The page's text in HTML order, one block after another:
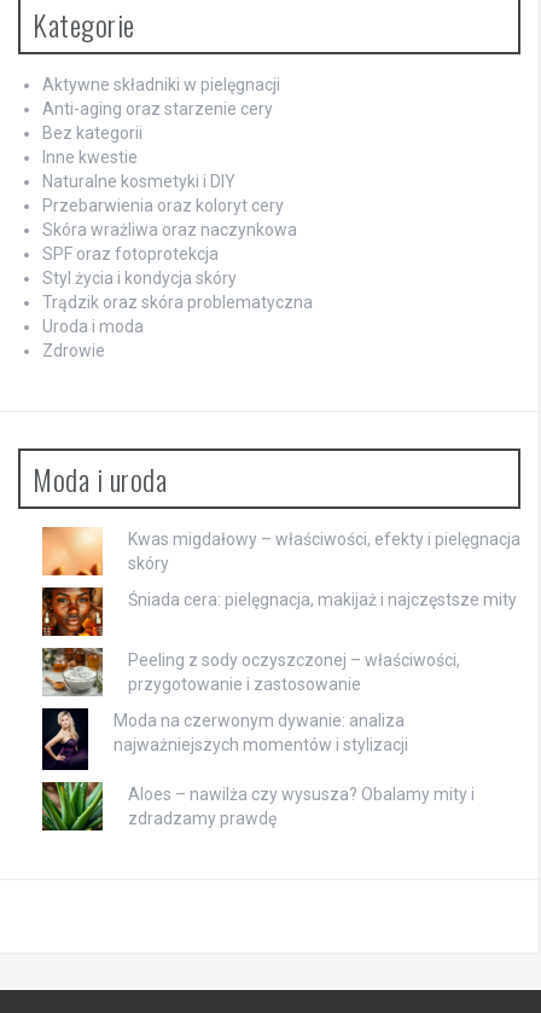
Kategorie
Aktywne składniki w pielęgnacji
Anti-aging oraz starzenie cery
Bez kategorii
Inne kwestie
Naturalne kosmetyki i DIY
Przebarwienia oraz koloryt cery
Skóra wrażliwa oraz naczynkowa
SPF oraz fotoprotekcja
Styl życia i kondycja skóry
Trądzik oraz skóra problematyczna
Uroda i moda
Zdrowie
Moda i uroda
Kwas migdałowy – właściwości, efekty i pielęgnacja
skóry
Śniada cera: pielęgnacja, makijaż i najczęstsze mity
Peeling z sody oczyszczonej – właściwości,
przygotowanie i zastosowanie
Moda na czerwonym dywanie: analiza
najważniejszych momentów i stylizacji
Aloes – nawilża czy wysusza? Obalamy mity i
zdradzamy prawdę